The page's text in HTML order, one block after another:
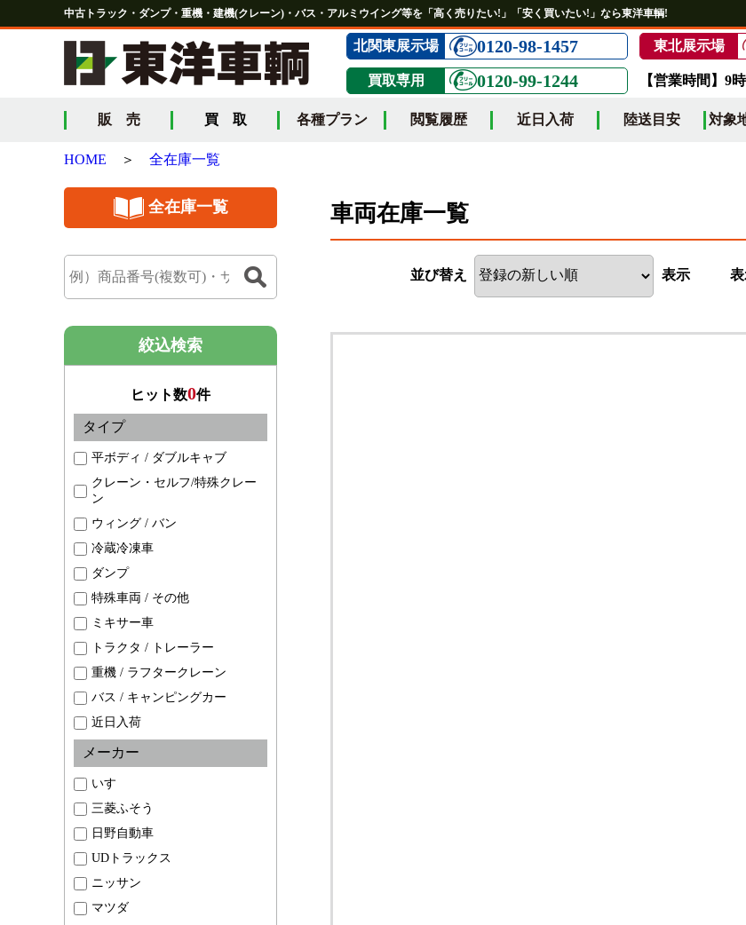
中古トラック・ダンプ・重機・建機(クレーン)・バス・アルミウイング等を「高く売りたい!」「安く買いたい!」なら東洋車輌!
北関東展示場 0120-98-1457 東北展示場
買取専用 0120-99-1244 【営業時間】9
販 売 買 取 各種プラン 閲覧履歴 近日入荷 陸送目安 対象
HOME ＞ 全在庫一覧
車両在庫一覧
並び替え 表示
全在庫一覧
絞込検索
ヒット数0件
タイプ
平ボディ / ダブルキャブ
クレーン・セルフ/特殊クレー
ン
ウィング / バン
冷蔵冷凍車
ダンプ
特殊車両 / その他
ミキサー車
トラクタ / トレーラー
重機 / ラフタークレーン
バス / キャンピングカー
近日入荷
メーカー
いすゞ
三菱ふそう
日野自動車
UDトラックス
ニッサン
マツダ